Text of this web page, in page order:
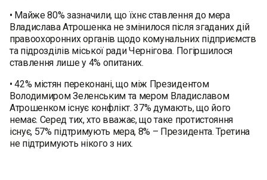
• Майже 80% зазначили, що їхнє ставлення до мера
Владислава Атрошенка не змінилося після згаданих дій
правоохоронних органів щодо комунальних підприємств
та підрозділів міської ради Чернігова. Погіршилося
ставлення лише у 4% опитаних.
• 42% містян переконані, що між Президентом
Володимиром Зеленським та мером Владиславом
Атрошенком існує конфлікт. 37% думають, що його
немає. Серед тих, хто вважає, що таке протистояння
існує, 57% підтримують мера, 8% – Президента. Третина
не підтримують нікого з них.